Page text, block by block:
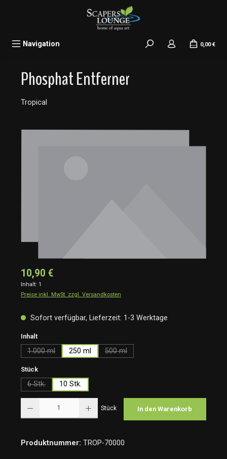
Navigation 0,00 €
Phosphat Entferner
Tropical
Bildergalerie überspringen
10,90 €
Inhalt: 1
Preise inkl. MwSt. zzgl. Versandkosten
Sofort verfügbar, Lieferzeit: 1-3 Werktage
Inhaltauswählen
1.000 ml(Diese Option ist zurzeit nicht verfügbar.)
250 ml 500 ml(Diese Option ist zurzeit nicht
Stückauswählen
6 Stk.(Diese Option ist zurzeit nicht verfügbar.)
10 Stk.
Stück In den Warenkorb
Produktnummer: TROP-70000